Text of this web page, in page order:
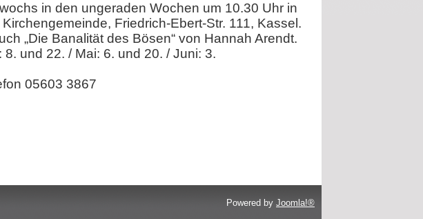
in den ungeraden Wochen um 10.30 Uhr in
Friedrich-Ebert-Str. 111, Kassel.
„Die Banalität des Bösen“ von Hannah Arendt.
und 22. / Mai: 6. und 20. / Juni: 3.
05603 3867
Powered by Joomla!®